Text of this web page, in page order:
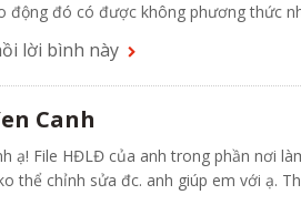
động đó có được không phương thức
lời bình này
Canh
ạ! File HĐLĐ của anh trong phần nơi
thể chỉnh sửa đc. anh giúp em với ạ.